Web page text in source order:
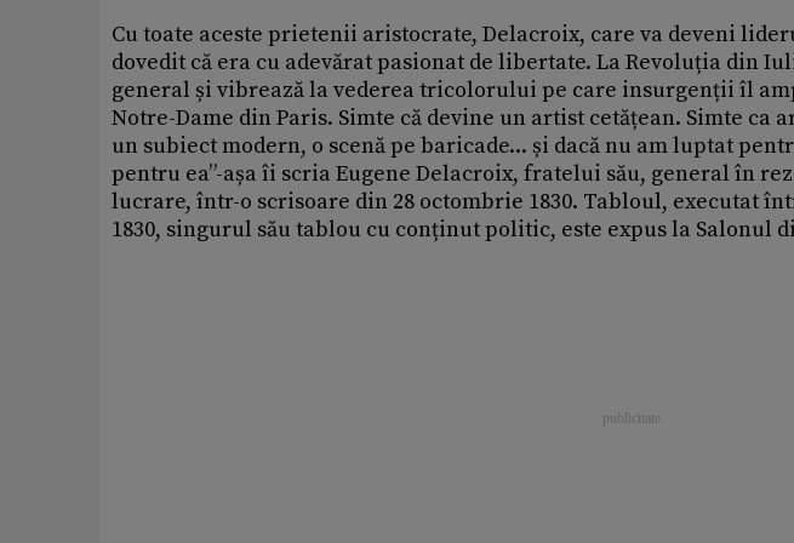
Cu toate aceste prietenii aristocrate, Delacroix, care va deveni
dovedit că era cu adevărat pasionat de libertate. La Revoluția din
general și vibrează la vederea tricolorului pe care insurgenții îl
Notre-Dame din Paris. Simte că devine un artist cetățean. Simte ca
un subiect modern, o scenă pe baricade... și dacă nu am luptat
pentru ea”-așa îi scria Eugene Delacroix, fratelui său, general în
lucrare, într-o scrisoare din 28 octombrie 1830. Tabloul, executat
1830, singurul său tablou cu conținut politic, este expus la Salonul